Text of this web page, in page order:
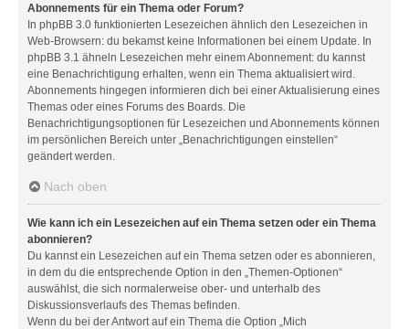
Abonnements für ein Thema oder Forum?
In phpBB 3.0 funktionierten Lesezeichen ähnlich den Lesezeichen in
Web-Browsern: du bekamst keine Informationen bei einem Update. In
phpBB 3.1 ähneln Lesezeichen mehr einem Abonnement: du kannst
eine Benachrichtigung erhalten, wenn ein Thema aktualisiert wird.
Abonnements hingegen informieren dich bei einer Aktualisierung eines
Themas oder eines Forums des Boards. Die
Benachrichtigungsoptionen für Lesezeichen und Abonnements können
im persönlichen Bereich unter „Benachrichtigungen einstellen“
geändert werden.
Nach oben
Wie kann ich ein Lesezeichen auf ein Thema setzen oder ein Thema
abonnieren?
Du kannst ein Lesezeichen auf ein Thema setzen oder es abonnieren,
in dem du die entsprechende Option in den „Themen-Optionen“
auswählst, die sich normalerweise ober- und unterhalb des
Diskussionsverlaufs des Themas befinden.
Wenn du bei der Antwort auf ein Thema die Option „Mich